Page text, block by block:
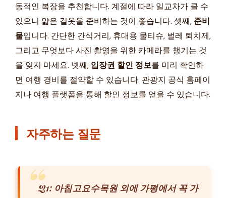
동적인 복장을 추천합니다. 계절에 따라 일교차가 클 수
있으니 얇은 겉옷을 준비하는 것이 좋습니다. 셋째, 준비
물입니다. 간단한 간식거리, 휴대용 물티슈, 벌레 퇴치제,
그리고 무엇보다 사진 촬영을 위한 카메라를 챙기는 것
을 잊지 마세요. 넷째, 입장권 할인 정보를 미리 확인하
면 여행 경비를 절약할 수 있습니다. 관광지 공식 홈페이
지나 여행 플랫폼을 통해 할인 정보를 얻을 수 있습니다.
자주하는 질문
Q1: 아침고요수목원 외에 가평에서 꼭 가